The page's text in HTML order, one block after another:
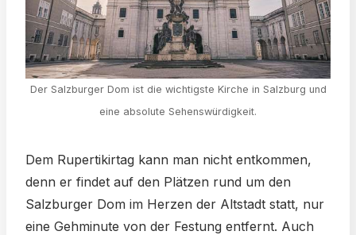
Der Salzburger Dom ist die wichtigste Kirche in Salzburg und
eine absolute Sehenswürdigkeit.
Dem Rupertikirtag kann man nicht entkommen,
denn er findet auf den Plätzen rund um den
Salzburger Dom im Herzen der Altstadt statt, nur
eine Gehminute von der Festung entfernt. Auch